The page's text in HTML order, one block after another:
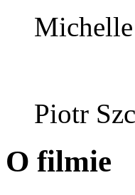
Piotr
O filmie